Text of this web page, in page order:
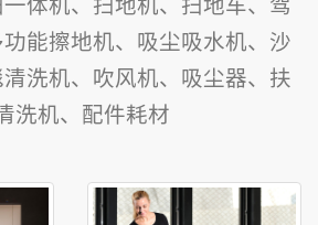
能擦地机、吸尘吸水机、沙
洗机、吹风机、吸尘器、扶
洗机、配件耗材